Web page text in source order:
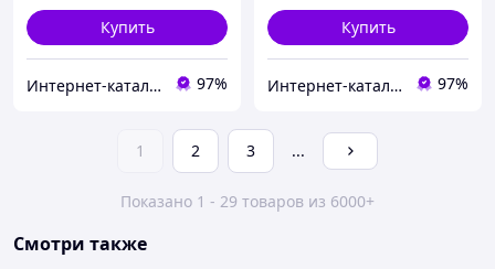
Купить
Интернет-кат​алог с​ки​​д​​​ок "ElenaShop" 97%
Купить
Интернет-кат​алог с​ки​​д​​​ок "ElenaShop" 97%
1 2 3 ...
Показано 1 - 29 товаров из 6000+
Смотри также